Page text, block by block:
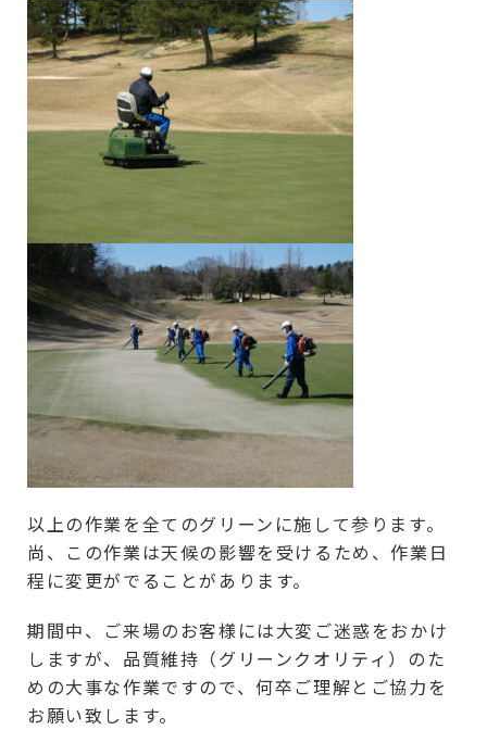
以上の作業を全てのグリーンに施して参ります。
尚、この作業は天候の影響を受けるため、作業日
程に変更がでることがあります。
期間中、ご来場のお客様には大変ご迷惑をおかけ
しますが、品質維持（グリーンクオリティ）のた
めの大事な作業ですので、何卒ご理解とご協力を
お願い致します。